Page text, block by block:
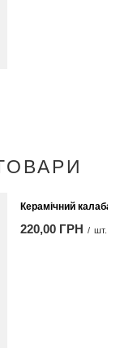
Керамічний
220,00 ГРН / шт.